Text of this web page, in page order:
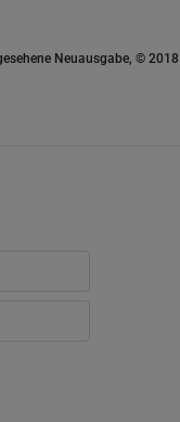
Neuausgabe, ©